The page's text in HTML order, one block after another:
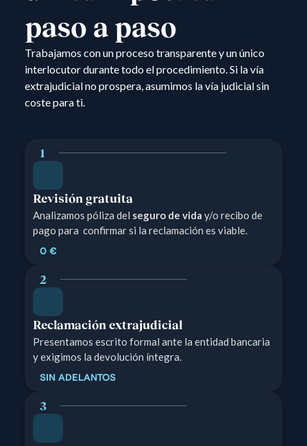
paso a paso
Trabajamos con un proceso transparente y un único
interlocutor durante todo el procedimiento. Si la vía
extrajudicial no prospera, asumimos la vía judicial sin
coste para ti.
1
Revisión gratuita
Analizamos póliza del seguro de vida y/o recibo de
pago para confirmar si la reclamación es viable.
0 €
2
Reclamación extrajudicial
Presentamos escrito formal ante la entidad bancaria
y exigimos la devolución íntegra.
SIN ADELANTOS
3